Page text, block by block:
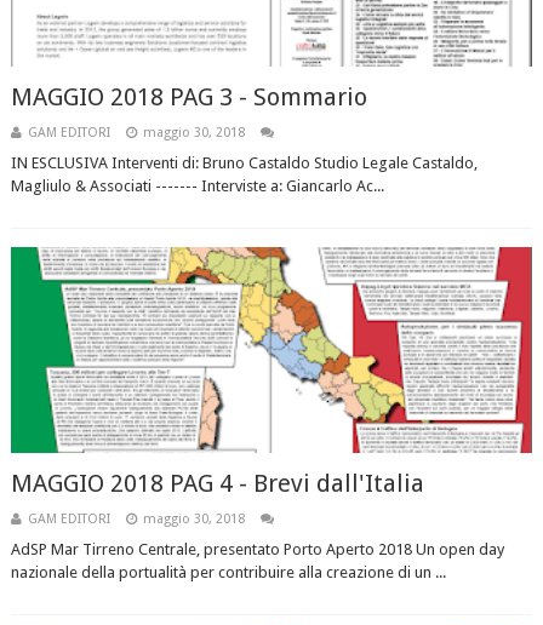
MAGGIO 2018 PAG 3 - Sommario
GAM EDITORI maggio 30, 2018
IN ESCLUSIVA Interventi di: Bruno Castaldo Studio Legale Castaldo,
Magliulo & Associati ------- Interviste a: Giancarlo Ac...
MAGGIO 2018 PAG 4 - Brevi dall'Italia
GAM EDITORI maggio 30, 2018
AdSP Mar Tirreno Centrale, presentato Porto Aperto 2018 Un open day
nazionale della portualità per contribuire alla creazione di un ...